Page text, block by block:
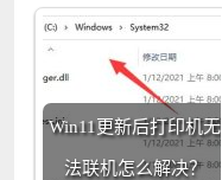
Win11更新后打印机无
法联机怎么解决？